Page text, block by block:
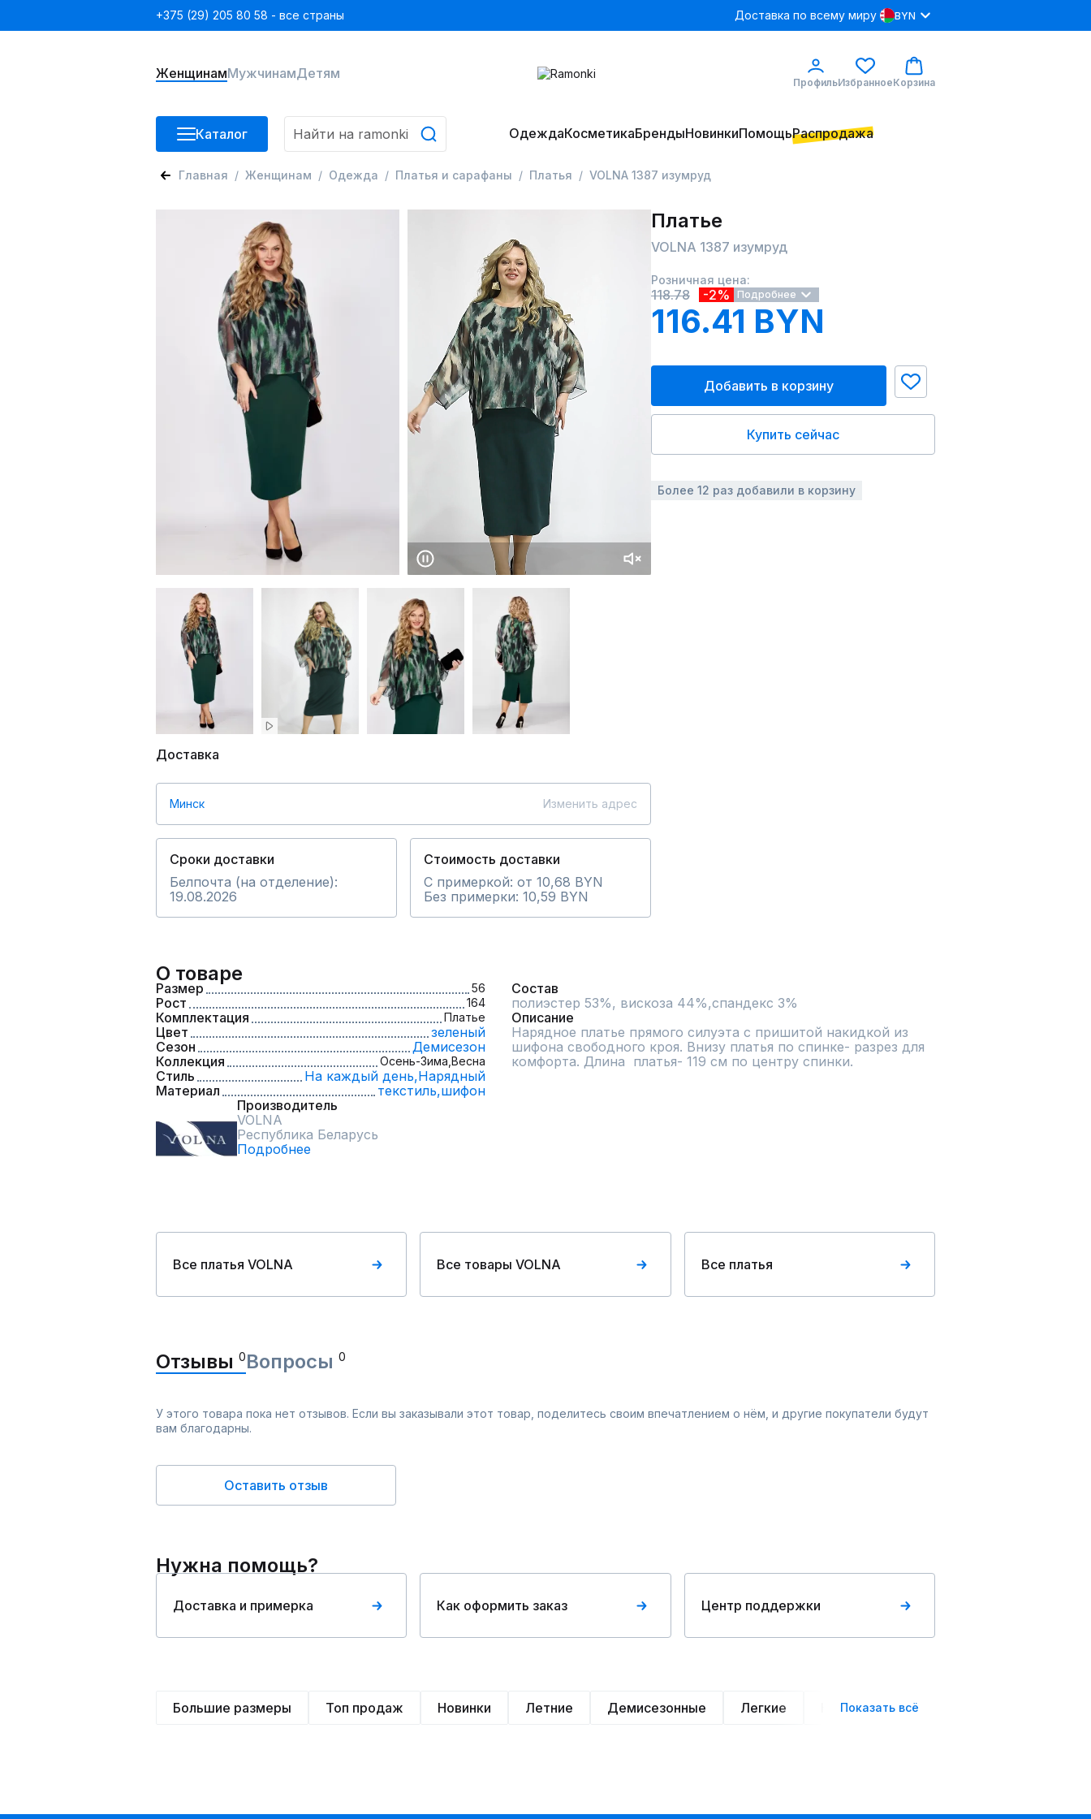
+375 (29) 205 80 58 - все страны Доставка по всему миру BYN
ЖенщинамМужчинамДетям
ПрофильИзбранноеКорзина
Каталог ОдеждаКосметикаБрендыНовинкиПомощьРаспродажа
Главная Женщинам Одежда Платья и сарафаны Платья VOLNA 1387 изумруд
Доставка
Минск Изменить адрес
Сроки доставки
Белпочта (на отделение):
19.08.2026
Стоимость доставки
С примеркой: от 10,68 BYN
Без примерки: 10,59 BYN
Платье
VOLNA 1387 изумруд
Розничная цена:
118.78 -2% Подробнее
116.41 BYN
Добавить в корзину
Купить сейчас
Более 12 раз добавили в корзину
О товаре
Размер 56
Рост 164
Комплектация Платье
Цвет
зеленый
Сезон
Демисезон
Коллекция
Осень-Зима, Весна
Стиль На каждый день,Нарядный
Материал
текстиль,шифон
Производитель
VOLNA
Республика Беларусь
Подробнее
Состав
полиэстер 53%, вискоза 44%,спандекс 3%
Описание
Нарядное платье прямого силуэта с пришитой накидкой из
шифона свободного кроя. Внизу платья по спинке- разрез для
комфорта. Длина  платья- 119 см по центру спинки.
Все платья VOLNA Все товары VOLNA Все платья
Отзывы 0Вопросы 0
У этого товара пока нет отзывов. Если вы заказывали этот товар, поделитесь своим впечатлением о нём, и другие покупатели будут
вам благодарны.
Оставить отзыв
Нужна помощь?
Доставка и примерка Как оформить заказ Центр поддержки
Большие размеры Топ продаж Новинки Летние Демисезонные Легкие Нарядные
Показать всё